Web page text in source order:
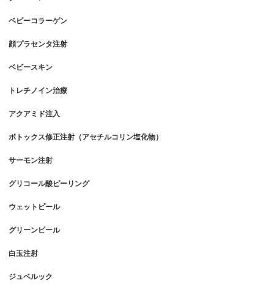
ベビーコラーゲン
顔プラセンタ注射
ベビースキン
トレチノイン治療
アクアミド注入
ボトックス修正注射（アセチルコリン塩化物）
サーモン注射
グリコール酸ピーリング
ウェットピール
グリーンピール
白玉注射
ジュベルック